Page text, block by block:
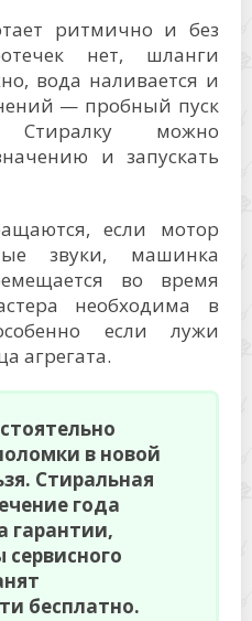
ритмично и без
нет, шланги
вода наливается и
— пробный пуск
можно
и запускать
если мотор
звуки, машинка
во время
необходима в
если лужи
агрегата.
в новой
Стиральная
года
гарантии,
бесплатно.